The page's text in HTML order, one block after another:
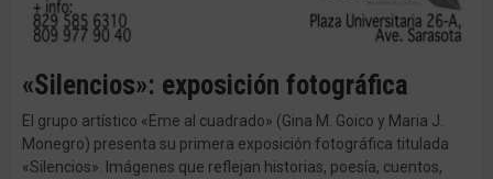
«Silencios»: exposición fotográfica
El grupo artístico «Eme al cuadrado» (Gina M. Goico y Maria J.
Monegro) presenta su primera exposición fotográfica titulada
«Silencios». Imágenes que reflejan historias, poesía, cuentos,